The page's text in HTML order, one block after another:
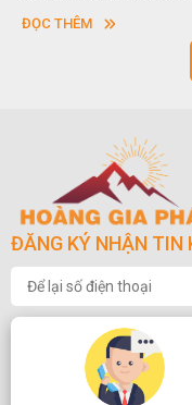
vuông hoặc hình chữ
ĐỌC THÊM
ĐĂNG KÝ NHẬN TIN